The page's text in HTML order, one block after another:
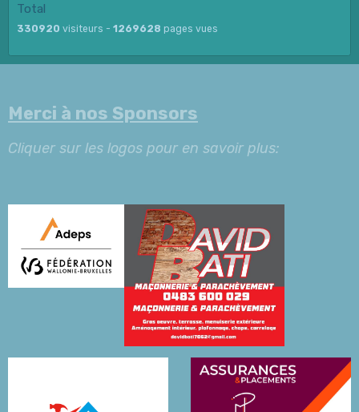
Total
330920 visiteurs - 1269628 pages vues
Merci à nos Sponsors
Cliquer sur les logos pour en savoir plus: